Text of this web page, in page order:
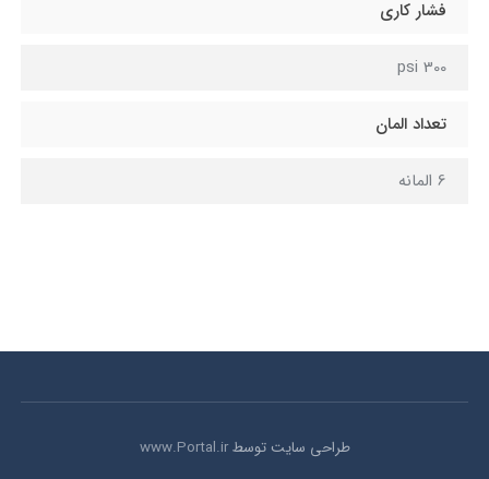
فشار کاری
300 psi
تعداد المان
6 المانه
طراحی سایت توسطwww.Portal.ir